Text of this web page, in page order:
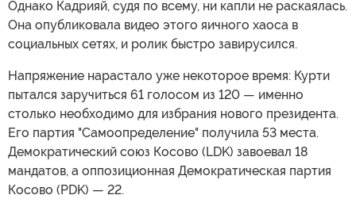
Однако Кадрияй, судя по всему, ни капли не раскаялась.
Она опубликовала видео этого яичного хаоса в
социальных сетях, и ролик быстро завирусился.
Напряжение нарастало уже некоторое время: Курти
пытался заручиться 61 голосом из 120 — именно
столько необходимо для избрания нового президента.
Его партия "Самоопределение" получила 53 места.
Демократический союз Косово (LDK) завоевал 18
мандатов, а оппозиционная Демократическая партия
Косово (PDK) — 22.